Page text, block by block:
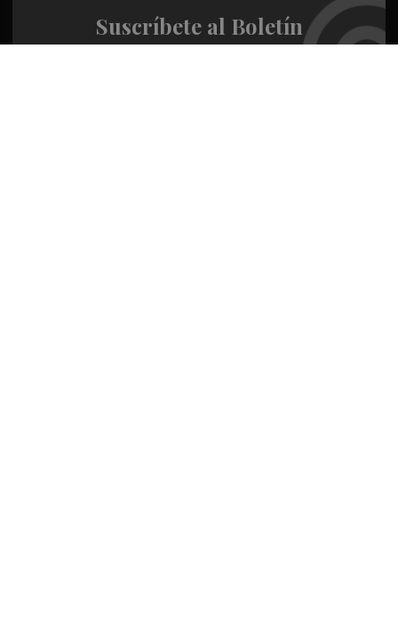
Suscríbete al Boletín